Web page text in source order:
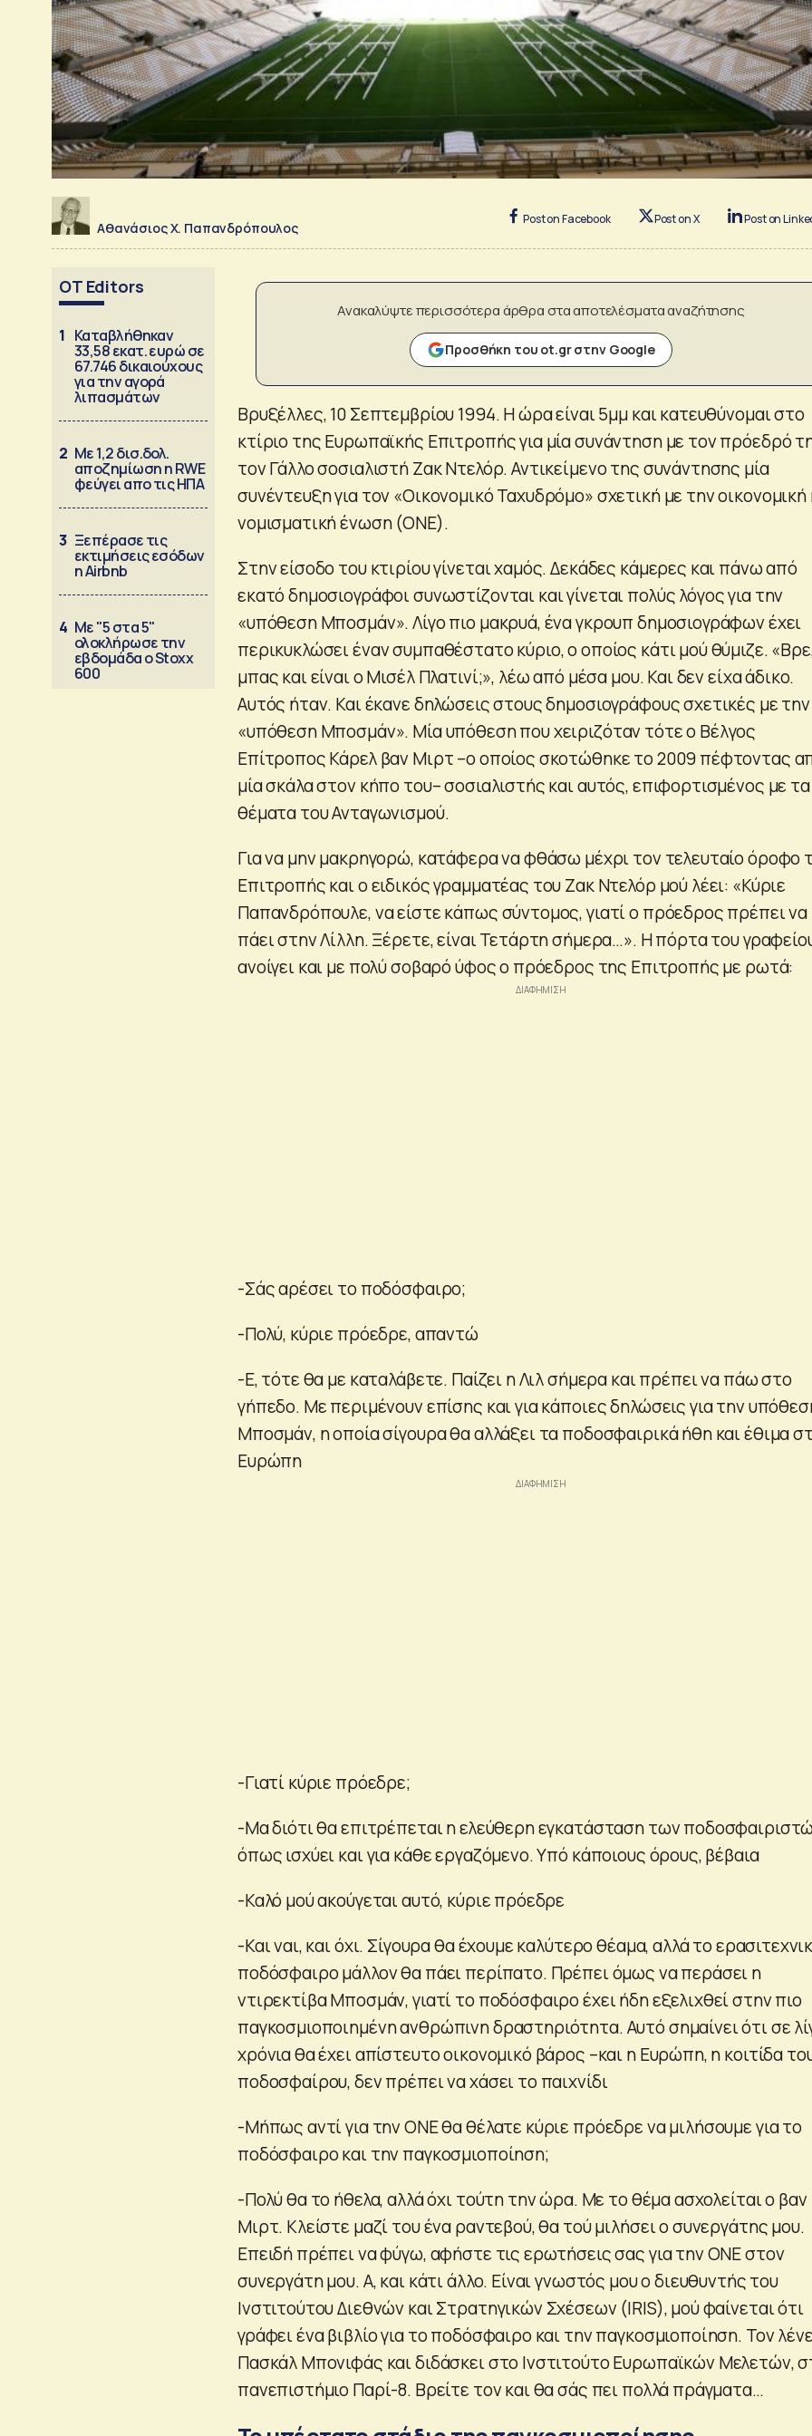
Αθανάσιος Χ. Παπανδρόπουλος
Post on Facebook Post on X Post on
OT Editors
1 Καταβλήθηκαν
33,58 εκατ. ευρώ σε
67.746 δικαιούχους
για την αγορά
λιπασμάτων
2 Με 1,2 δισ.δολ.
αποζημίωση η RWE
φεύγει απο τις ΗΠΑ
3 Ξεπέρασε τις
εκτιμήσεις εσόδων
η Airbnb
4 Με "5 στα 5"
ολοκλήρωσε την
εβδομάδα ο Stoxx
600
Ανακαλύψτε περισσότερα άρθρα στα αποτελέσματα αναζήτησης
Προσθήκη του ot.gr στην Google
Βρυξέλλες, 10 Σεπτεμβρίου 1994. Η ώρα είναι 5μμ και κατευθύνομαι στο
κτίριο της Ευρωπαϊκής Επιτροπής για μία συνάντηση με τον πρόεδρό
τον Γάλλο σοσιαλιστή Ζακ Ντελόρ. Αντικείμενο της συνάντησης μία
συνέντευξη για τον «Οικονομικό Ταχυδρόμο» σχετική με την οικονομική
νομισματική ένωση (ΟΝΕ).
Στην είσοδο του κτιρίου γίνεται χαμός. Δεκάδες κάμερες και πάνω από
εκατό δημοσιογράφοι συνωστίζονται και γίνεται πολύς λόγος για την
«υπόθεση Μποσμάν». Λίγο πιο μακρυά, ένα γκρουπ δημοσιογράφων έχει
περικυκλώσει έναν συμπαθέστατο κύριο, ο οποίος κάτι μού θύμιζε.
μπας και είναι ο Μισέλ Πλατινί;», λέω από μέσα μου. Και δεν είχα άδικο.
Αυτός ήταν. Και έκανε δηλώσεις στους δημοσιογράφους σχετικές με την
«υπόθεση Μποσμάν». Μία υπόθεση που χειριζόταν τότε ο Βέλγος
Επίτροπος Κάρελ βαν Μιρτ –ο οποίος σκοτώθηκε το 2009 πέφτοντας
μία σκάλα στον κήπο του– σοσιαλιστής και αυτός, επιφορτισμένος με τα
θέματα του Ανταγωνισμού.
Για να μην μακρηγορώ, κατάφερα να φθάσω μέχρι τον τελευταίο όροφο
Επιτροπής και ο ειδικός γραμματέας του Ζακ Ντελόρ μού λέει: «Κύριε
Παπανδρόπουλε, να είστε κάπως σύντομος, γιατί ο πρόεδρος πρέπει να
πάει στην Λίλλη. Ξέρετε, είναι Τετάρτη σήμερα…». Η πόρτα του
ανοίγει και με πολύ σοβαρό ύφος ο πρόεδρος της Επιτροπής με ρωτά:
-Σάς αρέσει το ποδόσφαιρο;
-Πολύ, κύριε πρόεδρε, απαντώ
-Ε, τότε θα με καταλάβετε. Παίζει η Λιλ σήμερα και πρέπει να πάω στο
γήπεδο. Με περιμένουν επίσης και για κάποιες δηλώσεις για την
Μποσμάν, η οποία σίγουρα θα αλλάξει τα ποδοσφαιρικά ήθη και έθιμα
Ευρώπη
-Γιατί κύριε πρόεδρε;
-Μα διότι θα επιτρέπεται η ελεύθερη εγκατάσταση των
όπως ισχύει και για κάθε εργαζόμενο. Υπό κάποιους όρους, βέβαια
-Καλό μού ακούγεται αυτό, κύριε πρόεδρε
-Και ναι, και όχι. Σίγουρα θα έχουμε καλύτερο θέαμα, αλλά το
ποδόσφαιρο μάλλον θα πάει περίπατο. Πρέπει όμως να περάσει η
ντιρεκτίβα Μποσμάν, γιατί το ποδόσφαιρο έχει ήδη εξελιχθεί στην πιο
παγκοσμιοποιημένη ανθρώπινη δραστηριότητα. Αυτό σημαίνει ότι σε
χρόνια θα έχει απίστευτο οικονομικό βάρος –και η Ευρώπη, η κοιτίδα
ποδοσφαίρου, δεν πρέπει να χάσει το παιχνίδι
-Μήπως αντί για την ΟΝΕ θα θέλατε κύριε πρόεδρε να μιλήσουμε για το
ποδόσφαιρο και την παγκοσμιοποίηση;
-Πολύ θα το ήθελα, αλλά όχι τούτη την ώρα. Με το θέμα ασχολείται ο βαν
Μιρτ. Κλείστε μαζί του ένα ραντεβού, θα τού μιλήσει ο συνεργάτης μου.
Επειδή πρέπει να φύγω, αφήστε τις ερωτήσεις σας για την ΟΝΕ στον
συνεργάτη μου. Α, και κάτι άλλο. Είναι γνωστός μου ο διευθυντής του
Ινστιτούτου Διεθνών και Στρατηγικών Σχέσεων (IRIS), μού φαίνεται ότι
γράφει ένα βιβλίο για το ποδόσφαιρο και την παγκοσμιοποίηση. Τον λένε
Πασκάλ Μπονιφάς και διδάσκει στο Ινστιτούτο Ευρωπαϊκών Μελετών,
πανεπιστήμιο Παρί-8. Βρείτε τον και θα σάς πει πολλά πράγματα…